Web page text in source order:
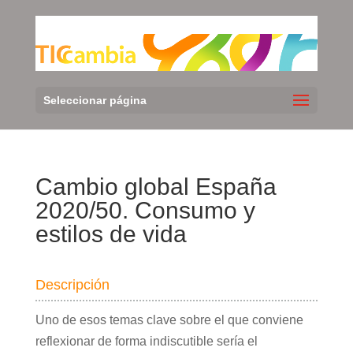
Seleccionar página
Cambio global España
2020/50. Consumo y
estilos de vida
Descripción
Uno de esos temas clave sobre el que conviene
reflexionar de forma indiscutible sería el